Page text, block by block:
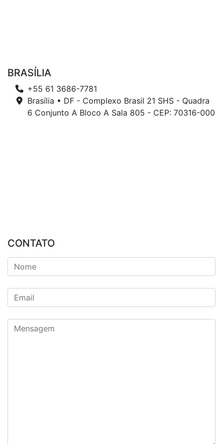
BRASÍLIA
+55 61 3686-7781
Brasília • DF - Complexo Brasil 21 SHS - Quadra
6 Conjunto A Bloco A Sala 805 - CEP: 70316-000
CONTATO